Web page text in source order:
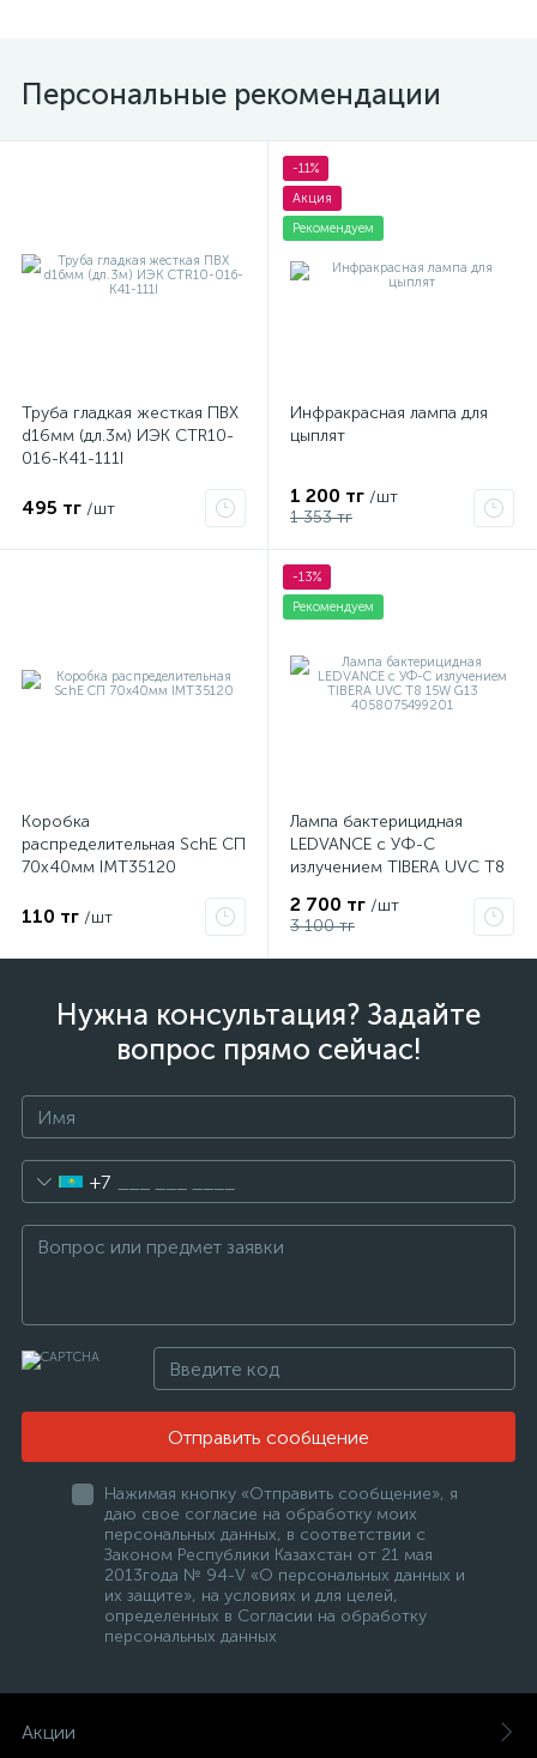
Персональные рекомендации
Труба гладкая жесткая ПВХ
d16мм (дл.3м) ИЭК CTR10-
016-K41-111I
495 тг /шт
-11%
Акция
Рекомендуем
Инфракрасная лампа для
цыплят
1 200 тг /шт
1 353 тг
Коробка
распределительная SchE СП
70х40мм IMT35120
110 тг /шт
-13%
Рекомендуем
Лампа бактерицидная
LEDVANCE с УФ-С
излучением TIBERA UVC T8
2 700 тг /шт
3 100 тг
Нужна консультация? Задайте
вопрос прямо сейчас!
+7
Отправить сообщение
Нажимая кнопку «Отправить сообщение», я
даю свое согласие на обработку моих
персональных данных, в соответствии с
Законом Республики Казахстан от 21 мая
2013года № 94-V «О персональных данных и
их защите», на условиях и для целей,
определенных в Согласии на обработку
персональных данных
Акции